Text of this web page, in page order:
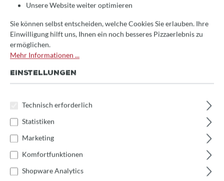
Dieser Artikel ist lagernd und wird sofort verpackt.
(Lieferzeit: 1-3 Tage)
Produkt Anzahl: Gib den gewünschten
Produktnummer:
Beschreibung
Unsere Website weiter optimieren
Sie können selbst entscheiden, welche Cookies Sie erlauben. Ihre
Einwilligung hilft uns, Ihnen ein noch besseres Pizzaerlebnis zu
ermöglichen.
Mehr Informationen ...
EINSTELLUNGEN
Technisch erforderlich
Statistiken
Marketing
Komfortfunktionen
Shopware Analytics